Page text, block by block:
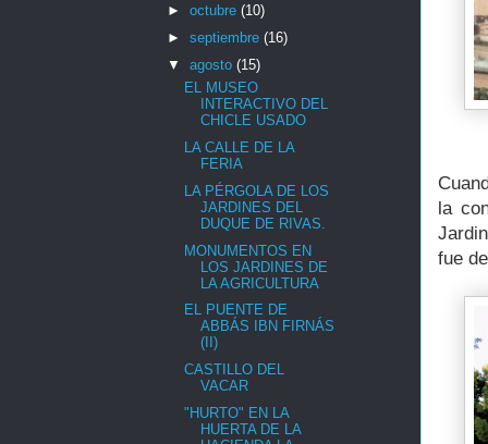
la
fue
► octubre (10)
► septiembre (16)
▼ agosto (15)
EL MUSEO
INTERACTIVO DEL
CHICLE USADO
LA CALLE DE LA
FERIA
LA PÉRGOLA DE LOS
JARDINES DEL
DUQUE DE RIVAS.
MONUMENTOS EN
LOS JARDINES DE
LA AGRICULTURA
EL PUENTE DE
ABBÁS IBN FIRNÁS
(II)
CASTILLO DEL
VACAR
"HURTO" EN LA
HUERTA DE LA